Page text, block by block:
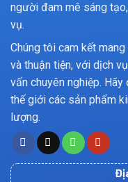
người đam mê sáng
vụ.
Chúng tôi cam kết
và thuận tiện, với dịch
vấn chuyên nghiệp.
thế giới các sản phẩm
lượng.